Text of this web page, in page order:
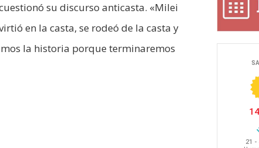
su discurso anticasta. «Milei
en la casta, se rodeó de la casta y
la historia porque terminaremos